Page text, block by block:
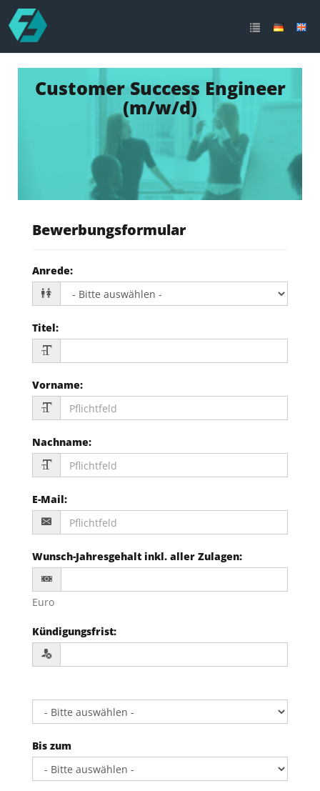
Customer Success Engineer
(m/w/d)
Bewerbungsformular
Anrede:
Titel:
Vorname:
Nachname:
E-Mail:
Wunsch-Jahresgehalt inkl. aller Zulagen:
Euro
Kündigungsfrist:
Bis zum